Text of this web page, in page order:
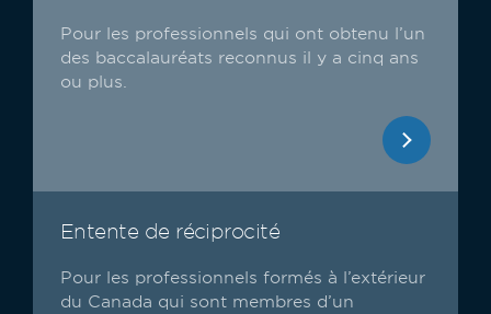
Pour les professionnels qui ont obtenu l’un
des baccalauréats reconnus il y a cinq ans
ou plus.
Entente de réciprocité
Pour les professionnels formés à l’extérieur
du Canada qui sont membres d’un